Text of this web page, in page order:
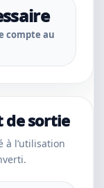
compte au
de sortie
à l’utilisation